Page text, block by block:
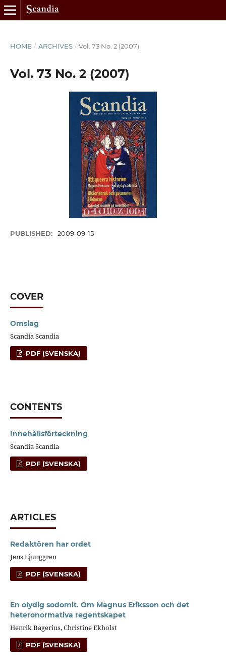
HOME / ARCHIVES / Vol. 73 No. 2 (2007)
Vol. 73 No. 2 (2007)
PUBLISHED: 2009-09-15
COVER
Omslag
Scandia Scandia
PDF (SVENSKA)
CONTENTS
Innehållsförteckning
Scandia Scandia
PDF (SVENSKA)
ARTICLES
Redaktören har ordet
Jens Ljunggren
PDF (SVENSKA)
En olydig sodomit. Om Magnus Eriksson och det
heteronormativa regentskapet
Henrik Bagerius, Christine Ekholst
PDF (SVENSKA)